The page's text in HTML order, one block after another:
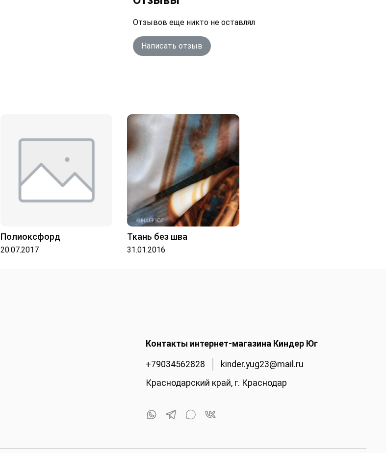
Отзывов еще никто не оставлял
Написать отзыв
Полиоксфорд
20.07.2017
Ткань без шва
31.01.2016
Контакты интернет-магазина Киндер Юг
+79034562828
kinder.yug23@mail.ru
Краснодарский край, г. Краснодар